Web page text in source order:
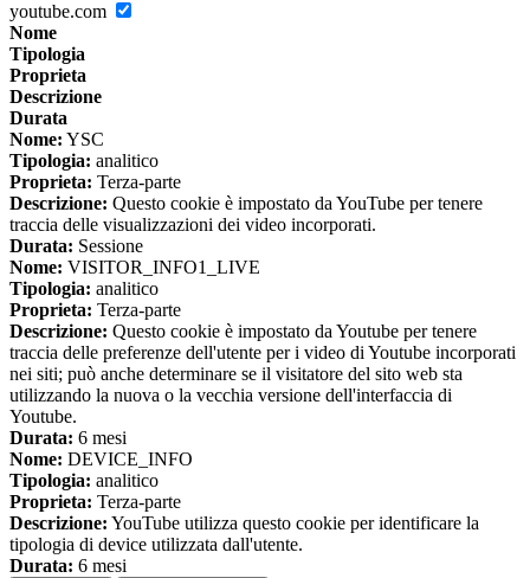
youtube.com
Nome
Tipologia
Proprieta
Descrizione
Durata
Nome: YSC
Tipologia: analitico
Proprieta: Terza-parte
Descrizione: Questo cookie è impostato da YouTube per tenere
traccia delle visualizzazioni dei video incorporati.
Durata: Sessione
Nome: VISITOR_INFO1_LIVE
Tipologia: analitico
Proprieta: Terza-parte
Descrizione: Questo cookie è impostato da Youtube per tenere
traccia delle preferenze dell'utente per i video di Youtube incorporati
nei siti; può anche determinare se il visitatore del sito web sta
utilizzando la nuova o la vecchia versione dell'interfaccia di
Youtube.
Durata: 6 mesi
Nome: DEVICE_INFO
Tipologia: analitico
Proprieta: Terza-parte
Descrizione: YouTube utilizza questo cookie per identificare la
tipologia di device utilizzata dall'utente.
Durata: 6 mesi